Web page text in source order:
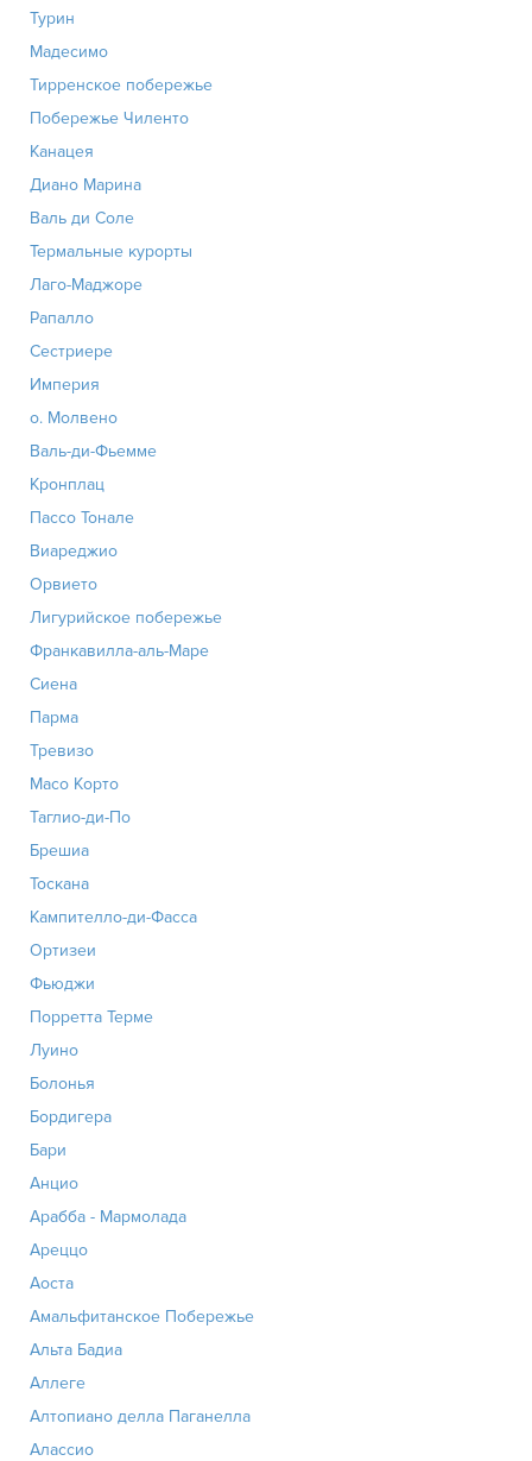
Турин
Мадесимо
Тирренское побережье
Побережье Чиленто
Канацея
Диано Марина
Валь ди Соле
Термальные курорты
Лаго-Маджоре
Рапалло
Сестриере
Империя
о. Молвено
Валь-ди-Фьемме
Кронплац
Пассо Тонале
Виареджио
Орвието
Лигурийское побережье
Франкавилла-аль-Маре
Сиена
Парма
Тревизо
Масо Корто
Таглио-ди-По
Брешиа
Тоскана
Кампителло-ди-Фасса
Ортизеи
Фьюджи
Порретта Терме
Луино
Болонья
Бордигера
Бари
Анцио
Арабба - Мармолада
Ареццо
Аоста
Амальфитанское Побережье
Альта Бадиа
Аллеге
Алтопиано делла Паганелла
Алассио